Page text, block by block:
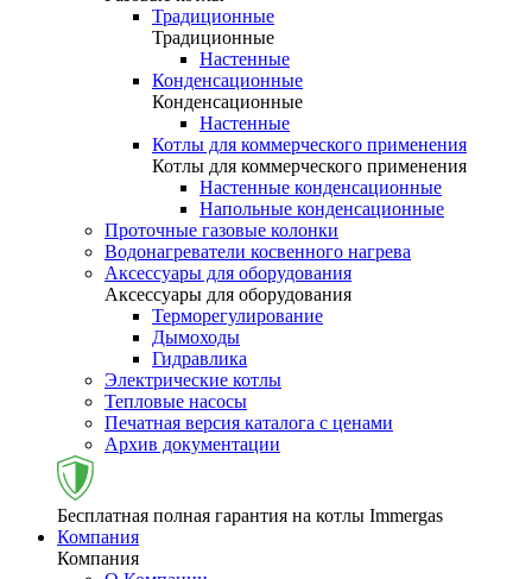
Традиционные
Традиционные
Настенные
Конденсационные
Конденсационные
Настенные
Котлы для коммерческого применения
Котлы для коммерческого применения
Настенные конденсационные
Напольные конденсационные
Проточные газовые колонки
Водонагреватели косвенного нагрева
Аксессуары для оборудования
Аксессуары для оборудования
Терморегулирование
Дымоходы
Гидравлика
Электрические котлы
Тепловые насосы
Печатная версия каталога с ценами
Архив документации
Бесплатная полная гарантия на котлы Immergas
Компания
Компания